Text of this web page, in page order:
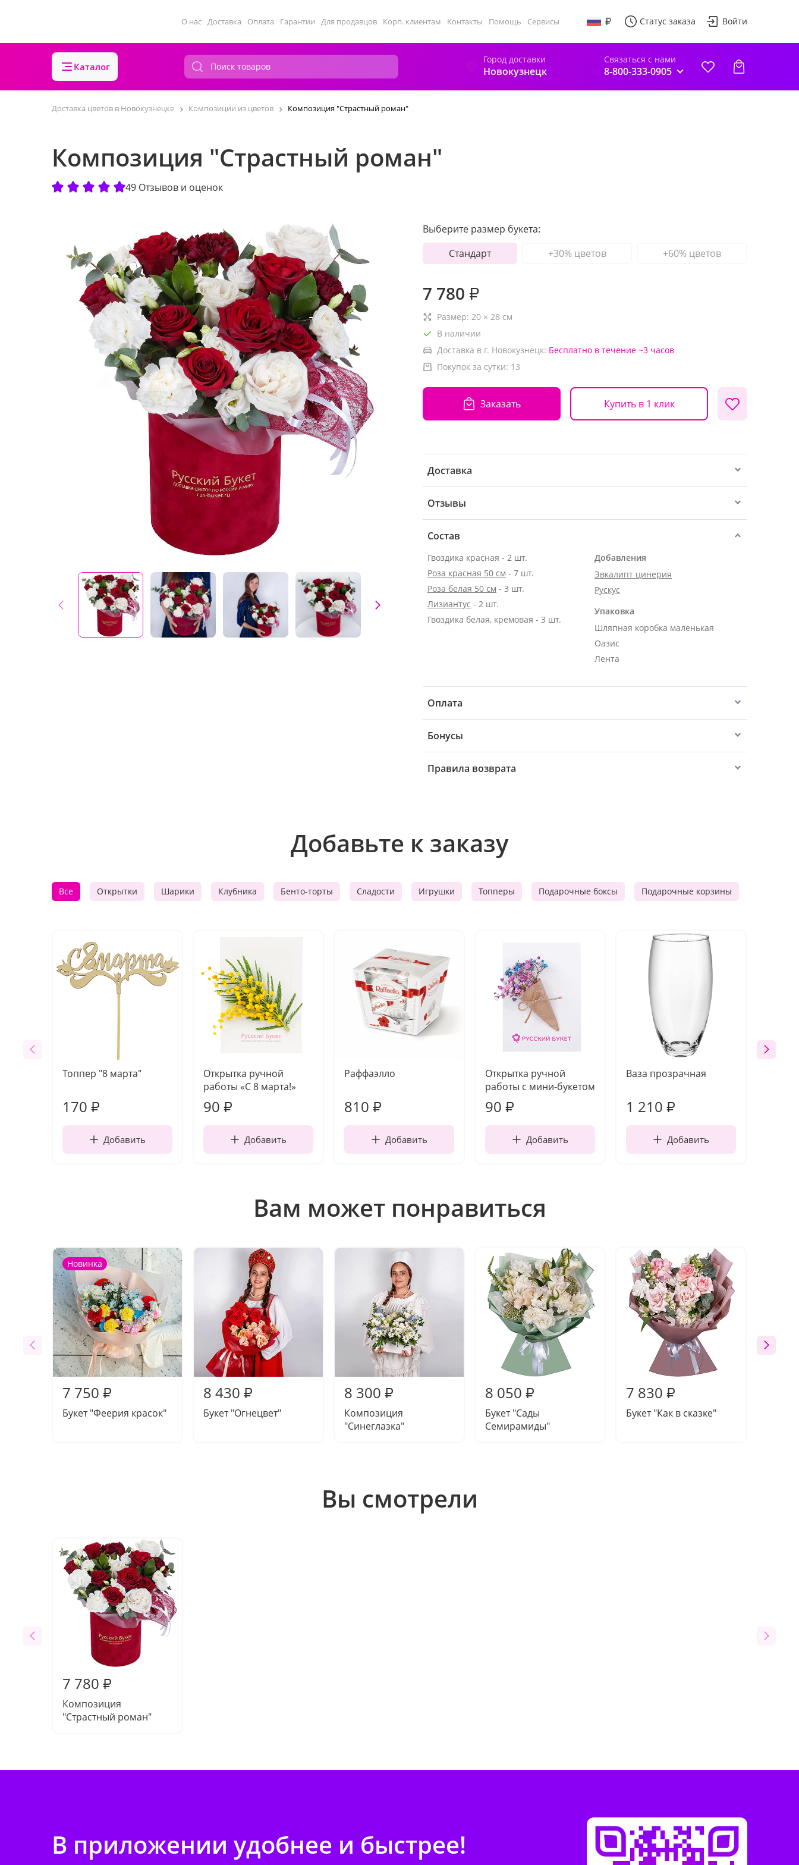
О нас Доставка Оплата Гарантии Для продавцов Корп. клиентам Контакты Помощь Сервисы Статус заказа Войти
Каталог
Город доставки
Новокузнецк
Связаться с нами
8-800-333-0905
Доставка цветов в Новокузнецке Композиции из цветов Композиция "Страстный роман"
Композиция "Страстный роман"
49 Отзывов и оценок
Выберите размер букета:
Стандарт
+30% цветов +60% цветов
7 780 ₽
Размер: 20 × 28 см
В наличии
Доставка в г. Новокузнецк: Бесплатно в течение ~3 часов
Покупок за сутки: 13
Заказать Купить в 1 клик
Доставка
Отзывы
Состав
Гвоздика красная - 2 шт.
Роза красная 50 см - 7 шт.
Роза белая 50 см - 3 шт.
Лизиантус - 2 шт.
Гвоздика белая, кремовая - 3 шт.
Добавления
Эвкалипт цинерия
Рускус
Упаковка
Шляпная коробка маленькая
Оазис
Лента
Оплата
Бонусы
Правила возврата
Добавьте к заказу
Все Открытки Шарики Клубника Бенто-торты Сладости Игрушки Топперы Подарочные боксы Подарочные корзины
Топпер "8 марта"
170 ₽
Добавить
Открытка ручной
работы «С 8 марта!»
90 ₽
Добавить
Раффаэлло
810 ₽
Добавить
Открытка ручной
работы с мини-букетом
90 ₽
Добавить
Ваза прозрачная
1 210 ₽
Добавить
Вам может понравиться
Новинка
7 750 ₽
Букет "Феерия красок"
8 430 ₽
Букет "Огнецвет"
8 300 ₽
Композиция
"Синеглазка"
8 050 ₽
Букет "Сады
Семирамиды"
7 830 ₽
Букет "Как в сказке"
Вы смотрели
7 780 ₽
Композиция
"Страстный роман"
В приложении удобнее и быстрее!